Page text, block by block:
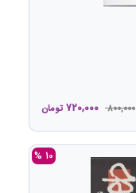
800,000
720,000 تومان
10 %